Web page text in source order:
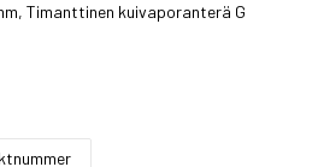
Timanttinen kuivaporanterä G